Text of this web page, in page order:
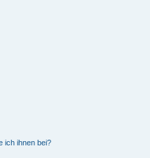
ich ihnen bei?